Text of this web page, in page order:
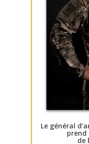
Le général
prend
de